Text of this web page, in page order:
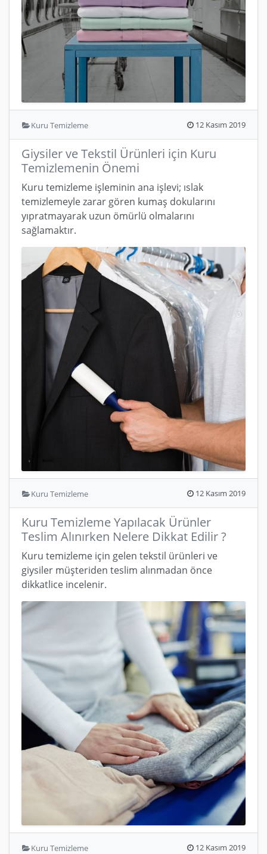
Kuru Temizleme 12 Kasım 2019
Giysiler ve Tekstil Ürünleri için Kuru
Temizlemenin Önemi
Kuru temizleme işleminin ana işlevi; ıslak
temizlemeyle zarar gören kumaş dokularını
yıpratmayarak uzun ömürlü olmalarını
sağlamaktır.
Kuru Temizleme 12 Kasım 2019
Kuru Temizleme Yapılacak Ürünler
Teslim Alınırken Nelere Dikkat Edilir ?
Kuru temizleme için gelen tekstil ürünleri ve
giysiler müşteriden teslim alınmadan önce
dikkatlice incelenir.
Kuru Temizleme 12 Kasım 2019